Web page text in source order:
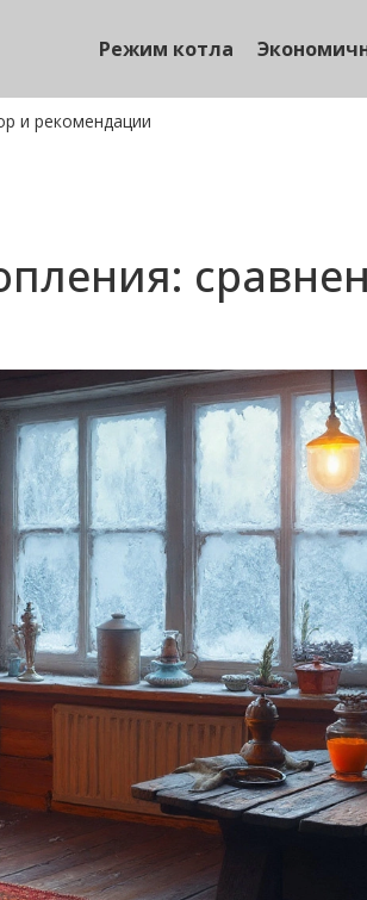
Режим котла
и рекомендации